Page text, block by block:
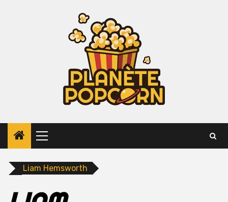
Primary
Menu
Liam Hemsworth